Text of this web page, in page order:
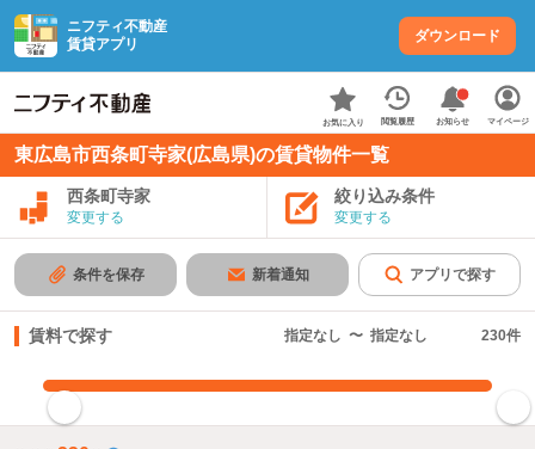
ニフティ不動産
賃貸アプリ
ダウンロード
お気に入り 閲覧履歴 お知らせ マイページ
東広島市西条町寺家(広島県)の賃貸物件一覧
西条町寺家
変更する
絞り込み条件
変更する
条件を保存 新着通知 アプリで探す
賃料で探す 指定なし 〜 指定なし 230件